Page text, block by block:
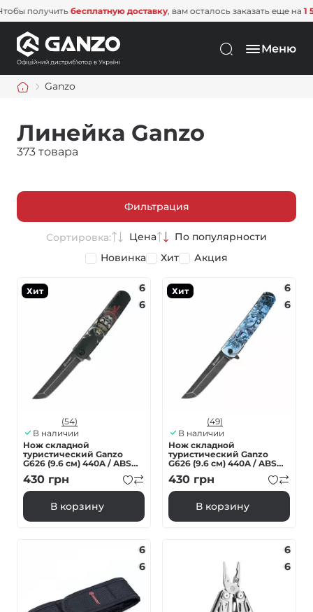
бесплатную доставку, вам осталось заказать еще на1 500 грн
Меню
Ganzo
Линейка Ganzo
373 товара
Фильтрация
Сортировка: Цена
По популярности
Новинка
Хит Акция
Хит
6
6
(54)
В наличии
Нож складной
туристический Ganzo
G626 (9.6 см) 440A / ABS
черный самурай
430 грн
В корзину
Хит
6
6
(49)
В наличии
Нож складной
туристический Ganzo
G626 (9.6 см) 440A / ABS
серый самурай
430 грн
В корзину
6
6
6
6